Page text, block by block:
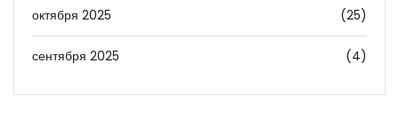
октября 2025 (25)
сентября 2025 (4)